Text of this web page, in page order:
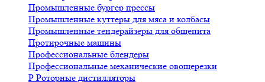
Промышленные бургер прессы
Промышленные куттеры для мяса и колбасы
Промышленные тендерайзеры для общепита
Протирочные машины
Профессиональные блендеры
Профессиональные механические овощерезки
Р Роторные дистилляторы